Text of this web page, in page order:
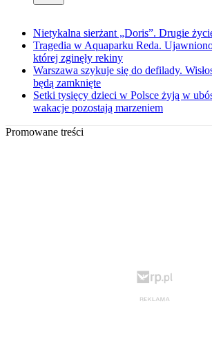
Nietykalna sierżant „Doris”. Drugie
Tragedia w Aquaparku Reda.
której zginęły rekiny
Warszawa szykuje się do defilady.
będą zamknięte
Setki tysięcy dzieci w Polsce żyją w
wakacje pozostają marzeniem
Promowane treści